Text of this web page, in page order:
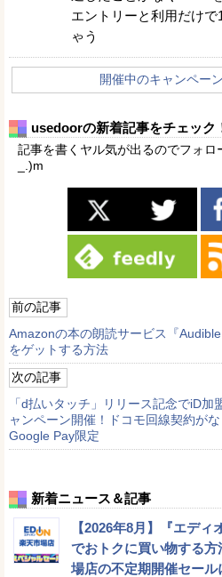
エントリーと利用だけ
ゃう
開催中のキャンペー
usedoorの新着記事をチェック
記事を書くヤル気が出るのでフォ
_.)m
前の記事
Amazonの本の朗読サービス『
をゲットする方法
次の記事
「d払いタッチ」リリース記念でiD
ャンペーン開催！ドコモ回線契約が
Google Pay限定
新着ニュース＆記事
【2026年8月】『エディ
でおトクに買い物する
場店の不定期開催セー